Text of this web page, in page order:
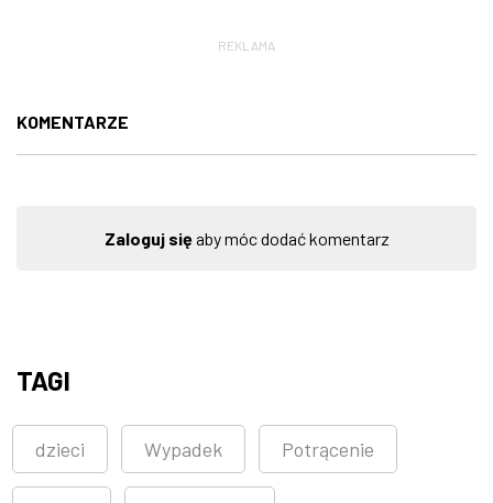
REKLAMA
KOMENTARZE
Zaloguj sięaby móc dodać komentarz
TAGI
dzieci Wypadek Potrącenie